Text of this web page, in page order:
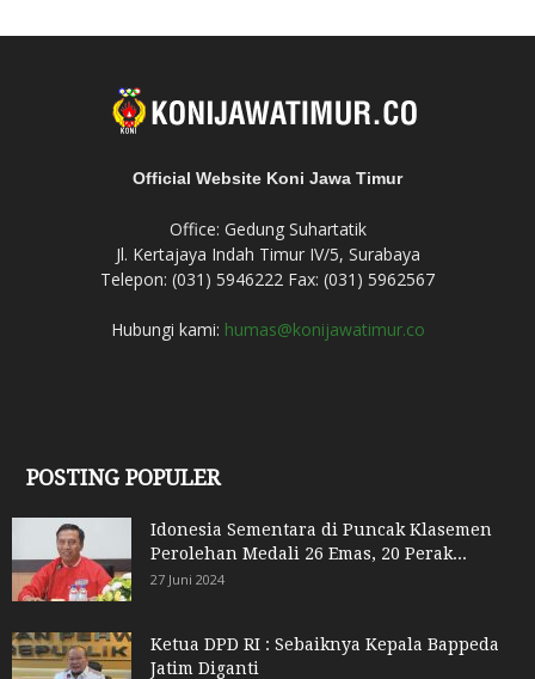
Official Website Koni Jawa Timur
Office: Gedung Suhartatik
Jl. Kertajaya Indah Timur IV/5, Surabaya
Telepon: (031) 5946222 Fax: (031) 5962567
Hubungi kami: humas@konijawatimur.co
POSTING POPULER
Idonesia Sementara di Puncak Klasemen
Perolehan Medali 26 Emas, 20 Perak...
27 Juni 2024
Ketua DPD RI : Sebaiknya Kepala Bappeda
Jatim Diganti